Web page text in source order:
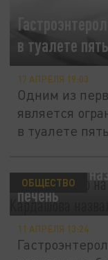
в туалете
17 АПРЕЛЯ 19:03
Одним из
является
в туалете
Кардашова
печень
ОБЩЕСТВО
11 АПРЕЛЯ 13:24